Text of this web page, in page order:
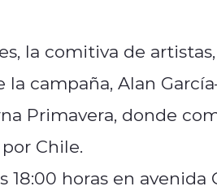
la comitiva de
campaña, Alan
Primavera, donde
Chile.
18:00 horas en